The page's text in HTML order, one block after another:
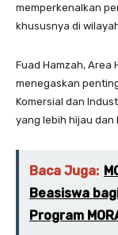
memperkenalkan
khususnya di
Fuad Hamzah, Area
menegaskan
Komersial dan
yang lebih hijau dan
Baca Juga:
Beasiswa
Program